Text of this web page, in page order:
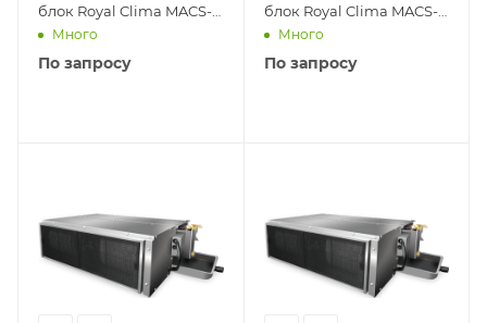
блок Royal Clima MACS-I-
D81P2
Много
По запросу
блок Royal Clima MACS-I-
D60P2
Много
По запросу